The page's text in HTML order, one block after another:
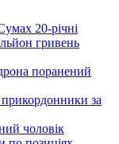
20-річні
гривень
поранений
за
чоловік